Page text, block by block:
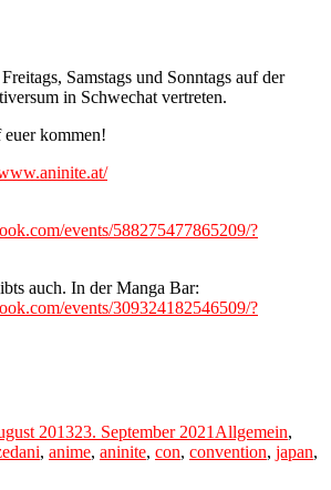
Samstags und Sonntags auf der
in Schwechat vertreten.
kommen!
events/588275477865209/?
auch. In der Manga Bar:
events/309324182546509/?
201323. September 2021 Allgemein,
Tags
ani, anime, aninite, con, convention, japan,